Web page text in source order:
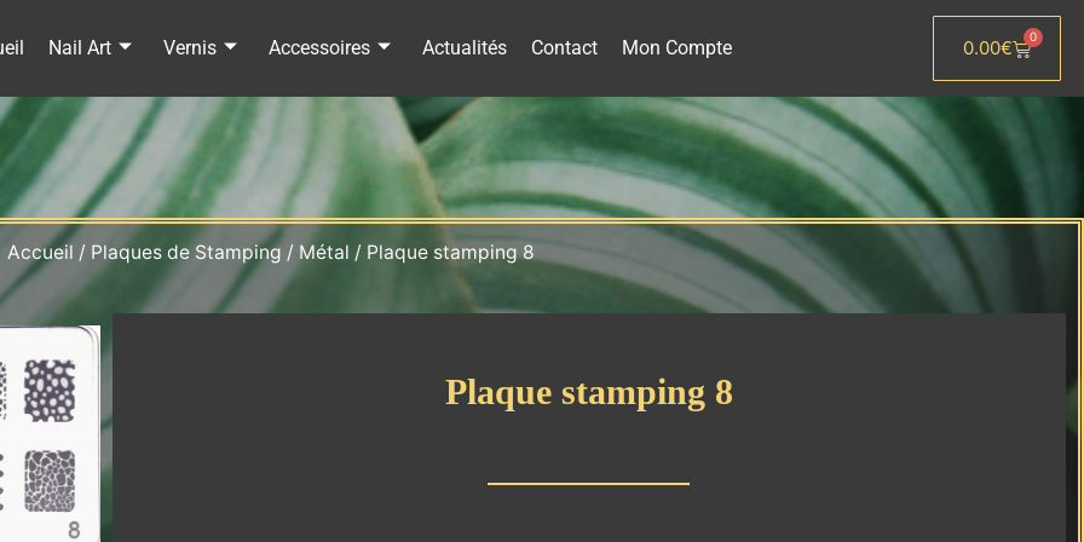
Nail Art Vernis Accessoires Actualités Contact Mon Compte 0.00€
0
Panier
Accueil / Plaques de Stamping / Métal / Plaque stamping 8
Plaque stamping 8